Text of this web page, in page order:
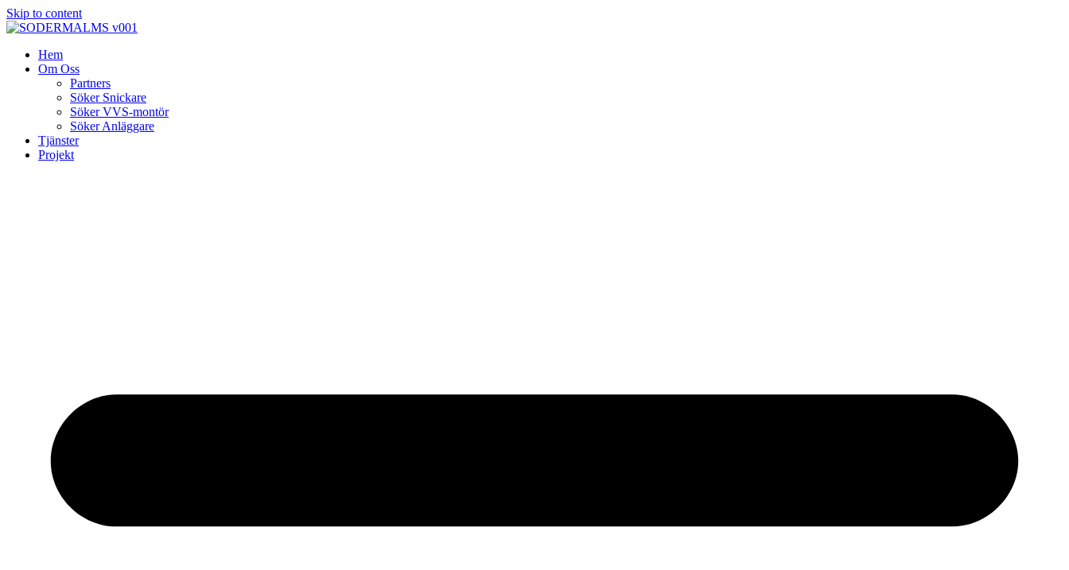
Skip to content
Hem
Om Oss
Partners
Söker Snickare
Söker VVS-montör
Söker Anläggare
Tjänster
Projekt